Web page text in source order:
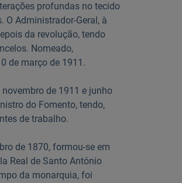
profundas no tecido
Administrador-Geral, à
da revolução, tendo
Nomeado,
de março de 1911.
de 1911 e junho
do Fomento, tendo,
de trabalho.
de 1870, formou-se em
Real de Santo António
da monarquia, foi